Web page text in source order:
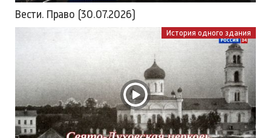
Вести. Право (30.07.2026)
История одного здания